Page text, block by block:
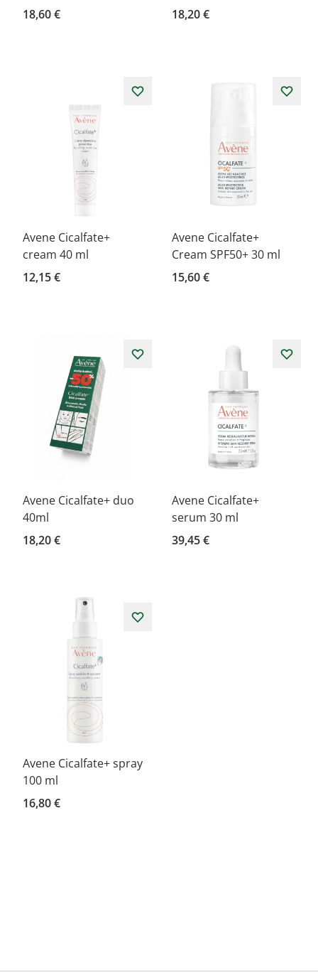
18,60 €
18,20 €
Avene Cicalfate+
cream 40 ml
12,15 €
Avene Cicalfate+
Cream SPF50+ 30 ml
15,60 €
Avene Cicalfate+ duo
40ml
18,20 €
Avene Cicalfate+
serum 30 ml
39,45 €
Avene Cicalfate+ spray
100 ml
16,80 €